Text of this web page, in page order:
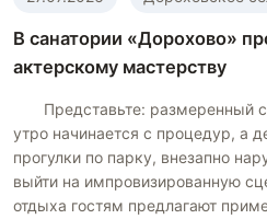
В санатории «Дорохово»
актерскому мастерству
Представьте: размеренный
утро начинается с процедур, а
прогулки по парку, внезапно
выйти на импровизированную
отдыха гостям предлагают